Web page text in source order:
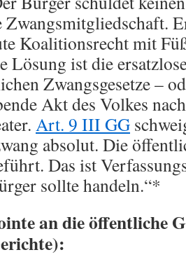
Zwangsmitgliedschaft.
Koalitionsrecht mit
Lösung ist die
Zwangsgesetze –
Akt des Volkes
Art. 9 III GG
absolut. Die
Das ist
sollte handeln.“*
an die öffentliche